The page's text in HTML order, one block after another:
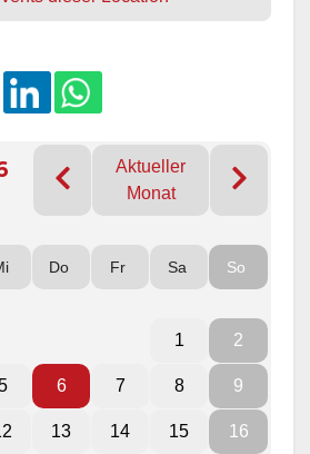
Aktueller
Monat
Do Fr Sa So
1 2
6 7 8 9
13 14 15 16